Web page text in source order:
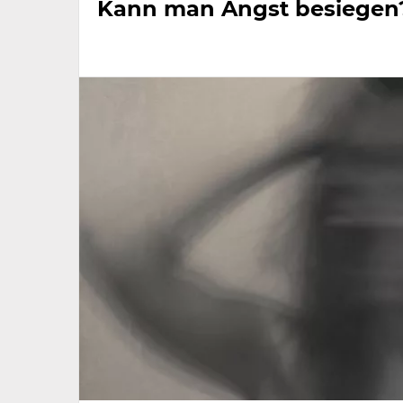
Kann man Angst